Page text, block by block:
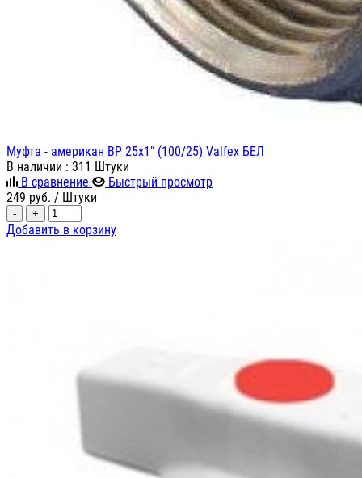
Муфта - американ ВР 25х1" (100/25) Valfex БЕЛ
В наличии : 311 Штуки
В сравнение
Быстрый просмотр
249 руб. / Штуки
- +
Добавить в корзину